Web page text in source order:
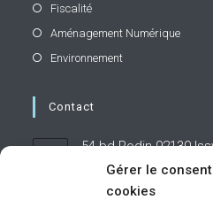
Gérer le
cookies
Fiscalité
Aménagement Numérique
Environnement
Contact
54 bd Rodin 92130
01 71 19 95 60